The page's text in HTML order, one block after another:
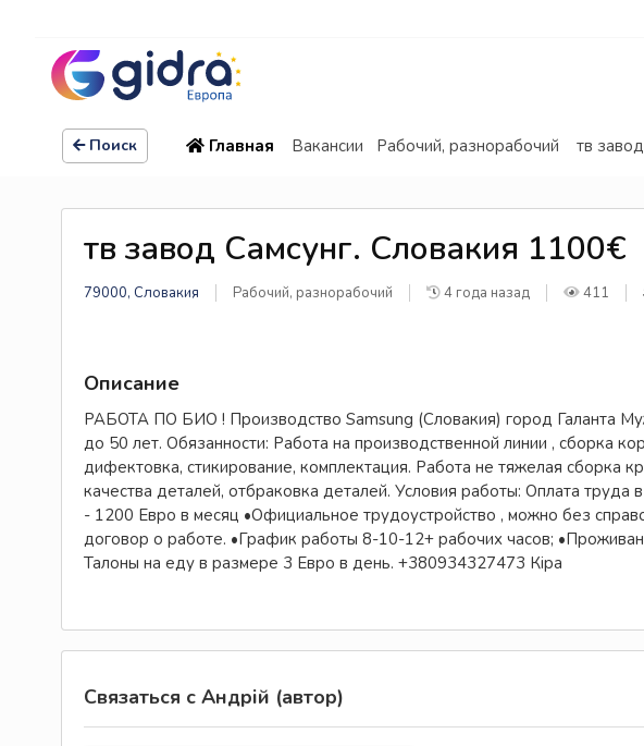
Поиск Главная Вакансии Рабочий, разнорабочий тв
тв завод Самсунг. Словакия 1100€
79000, Словакия Рабочий, разнорабочий 4 года назад 411
Описание
РАБОТА ПО БИО ! Производство Samsung (Словакия) город Галанта
до 50 лет. Обязанности: Работа на производственной линии , сборка
дифектовка, стикирование, комплектация. Работа не тяжелая сборка
качества деталей, отбраковка деталей. Условия работы: Оплата труда
- 1200 Евро в месяц •Официальное трудоустройство , можно без
договор о работе. •График работы 8-10-12+ рабочих часов;
Талоны на еду в размере 3 Евро в день. +380934327473 Кіра
Связаться с Андрій (автор)